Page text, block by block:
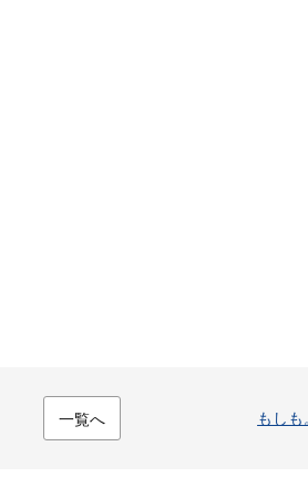
一覧へ もし